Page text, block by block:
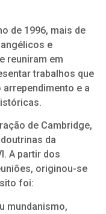
de 1996, mais de
e
reuniram em
trabalhos que
e a
de Cambridge,
da
A partir dos
originou-se
foi:
mundanismo,